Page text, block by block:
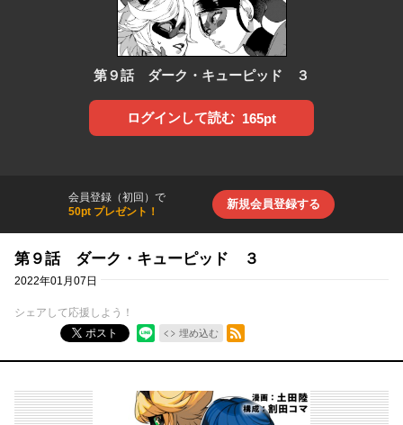
第９話 ダーク・キューピッド ３
ログインして読む 165pt
会員登録（初回）で
50pt プレゼント！
新規会員登録する
第９話 ダーク・キューピッド ３
2022年01月07日
シェアして応援しよう！
ポスト
埋め込む
RSSフィード